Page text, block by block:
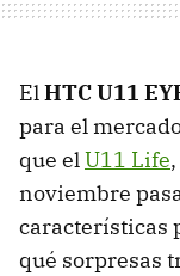
ElHTC U11
para el
que elU11 Life
noviembre
características
qué sorpresas